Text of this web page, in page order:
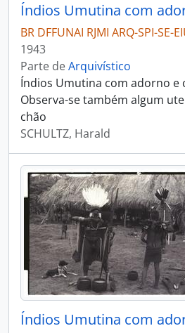
Índios Umutina com
BR DFFUNAI RJMI ARQ-SPI-SE-
1943
Parte deArquivístico
Índios Umutina com adorno e
Observa-se também algum
chão
SCHULTZ, Harald
Índios Umutina com